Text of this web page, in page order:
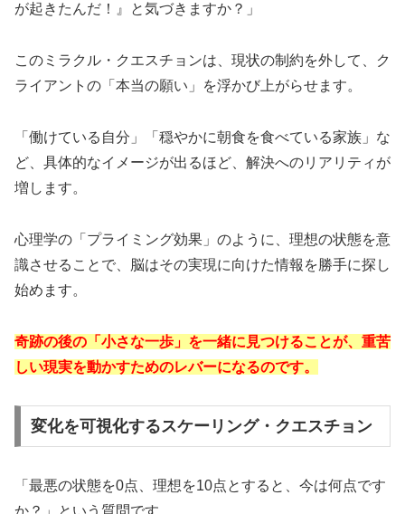
が起きたんだ！』と気づきますか？」
このミラクル・クエスチョンは、現状の制約を外して、ク
ライアントの「本当の願い」を浮かび上がらせます。
「働けている自分」「穏やかに朝食を食べている家族」な
ど、具体的なイメージが出るほど、解決へのリアリティが
増します。
心理学の「プライミング効果」のように、理想の状態を意
識させることで、脳はその実現に向けた情報を勝手に探し
始めます。
奇跡の後の「小さな一歩」を一緒に見つけることが、重苦
しい現実を動かすためのレバーになるのです。
変化を可視化するスケーリング・クエスチョン
「最悪の状態を0点、理想を10点とすると、今は何点です